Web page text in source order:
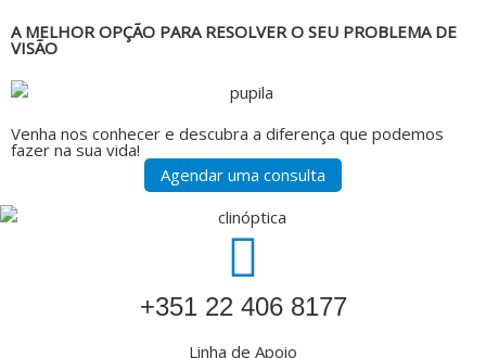
A MELHOR OPÇÃO PARA RESOLVER O SEU PROBLEMA DE
VISÃO
Venha nos conhecer e descubra a diferença que podemos
fazer na sua vida!
Agendar uma consulta
‎+351 22 406 8177
Linha de Apoio